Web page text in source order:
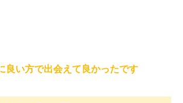
良い方で出会えて良かったです